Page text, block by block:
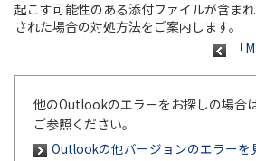
工事・故障情報
各種ダウンロード
お問い合わせ
起こす可能性のある添付ファイルが含ま
された場合の対処方法をご案内します。
他のOutlookのエラーをお探しの場合
ご参照ください。
Outlookの他バージョンのエラーを